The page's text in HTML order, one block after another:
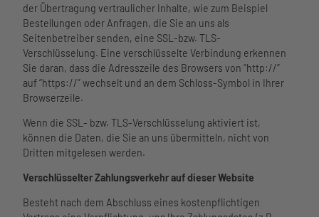
der Übertragung vertraulicher Inhalte, wie zum Beispiel
Bestellungen oder Anfragen, die Sie an uns als
Seitenbetreiber senden, eine SSL-bzw. TLS-
Verschlüsselung. Eine verschlüsselte Verbindung erkennen
Sie daran, dass die Adresszeile des Browsers von “http://”
auf “https://” wechselt und an dem Schloss-Symbol in Ihrer
Browserzeile.
Wenn die SSL- bzw. TLS-Verschlüsselung aktiviert ist,
können die Daten, die Sie an uns übermitteln, nicht von
Dritten mitgelesen werden.
Verschlüsselter Zahlungsverkehr auf dieser Website
Besteht nach dem Abschluss eines kostenpflichtigen